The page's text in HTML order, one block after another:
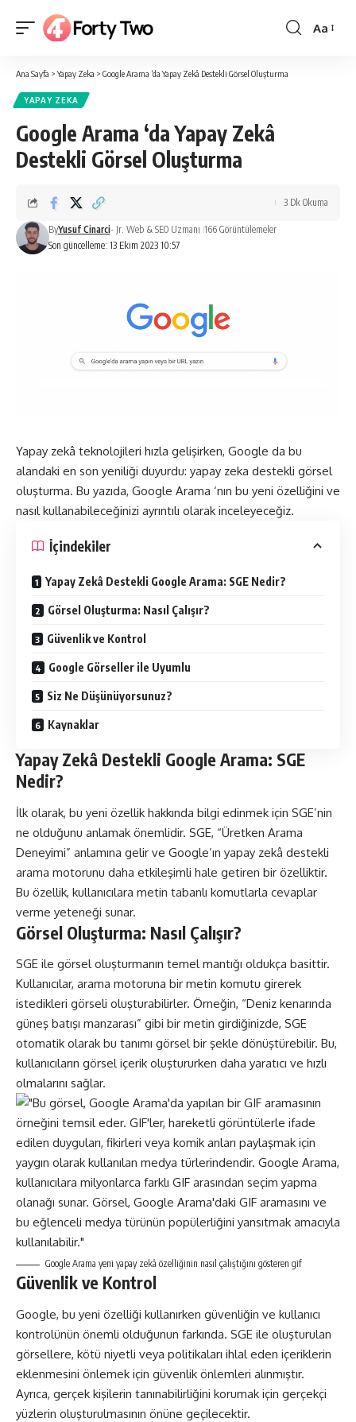
Yazı
Aa
Ana Sayfa >Yapay Zeka > Google Arama ‘da Yapay Zekâ Destekli Görsel Oluşturma
YAPAY ZEKA
Google Arama ‘da Yapay Zekâ
Destekli Görsel Oluşturma
Son güncelleme: 13 Ekim 2023 10:57
ByYusuf Cinarci- Jr. Web & SEO Uzmanı 166 Görüntülemeler
3 Dk Okuma
Yapay zekâ teknolojileri hızla gelişirken, Google da bu
alandaki en son yeniliği duyurdu: yapay zeka destekli görsel
oluşturma. Bu yazıda, Google Arama ‘nın bu yeni özelliğini ve
nasıl kullanabileceğinizi ayrıntılı olarak inceleyeceğiz.
İçindekiler
Yapay Zekâ Destekli Google Arama: SGE Nedir?
Görsel Oluşturma: Nasıl Çalışır?
Güvenlik ve Kontrol
Google Görseller ile Uyumlu
Siz Ne Düşünüyorsunuz?
Kaynaklar
Yapay Zekâ Destekli Google Arama: SGE
Nedir?
İlk olarak, bu yeni özellik hakkında bilgi edinmek için SGE’nin
ne olduğunu anlamak önemlidir. SGE, “Üretken Arama
Deneyimi” anlamına gelir ve Google’ın yapay zekâ destekli
arama motorunu daha etkileşimli hale getiren bir özelliktir.
Bu özellik, kullanıcılara metin tabanlı komutlarla cevaplar
verme yeteneği sunar.
Görsel Oluşturma: Nasıl Çalışır?
SGE ile görsel oluşturmanın temel mantığı oldukça basittir.
Kullanıcılar, arama motoruna bir metin komutu girerek
istedikleri görseli oluşturabilirler. Örneğin, “Deniz kenarında
güneş batışı manzarası” gibi bir metin girdiğinizde, SGE
otomatik olarak bu tanımı görsel bir şekle dönüştürebilir. Bu,
kullanıcıların görsel içerik oluştururken daha yaratıcı ve hızlı
olmalarını sağlar.
Google Arama yeni yapay zekâ özelliğinin nasıl çalıştığını gösteren gif
Güvenlik ve Kontrol
Google, bu yeni özelliği kullanırken güvenliğin ve kullanıcı
kontrolünün önemli olduğunun farkında. SGE ile oluşturulan
görsellere, kötü niyetli veya politikaları ihlal eden içeriklerin
eklenmesini önlemek için güvenlik önlemleri alınmıştır.
Ayrıca, gerçek kişilerin tanınabilirliğini korumak için gerçekçi
yüzlerin oluşturulmasının önüne geçilecektir.